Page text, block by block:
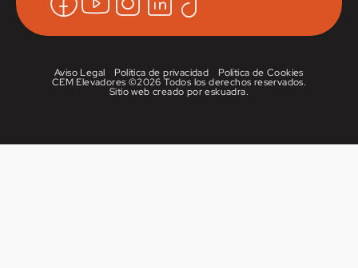
CEM Elevadores ©2026 Todos los derechos reservados.
Sitio web creado poreskuadra.
Aviso Legal Política de privacidad Política de Cookies